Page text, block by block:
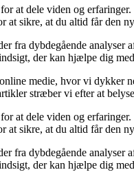
at dele viden og
sikre, at du altid får den
fra dybdegående analyser
der kan hjælpe dig
medie, hvor vi dykker
stræber vi efter at
at dele viden og
sikre, at du altid får den
fra dybdegående analyser
der kan hjælpe dig